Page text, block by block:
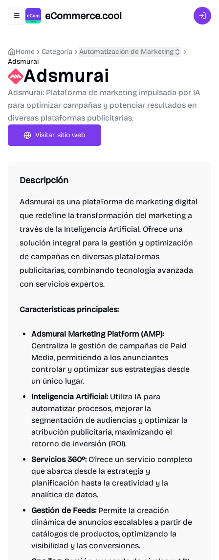
Abrir menú de navegación
eCommerce.cool
Home Categoría
Automatización de Marketing
Adsmurai
Adsmurai
Adsmurai: Plataforma de marketing impulsada por IA
para optimizar campañas y potenciar resultados en
diversas plataformas publicitarias.
Visitar sitio web
Descripción
Adsmurai es una plataforma de marketing digital
que redefine la transformación del marketing a
través de la Inteligencia Artificial. Ofrece una
solución integral para la gestión y optimización
de campañas en diversas plataformas
publicitarias, combinando tecnología avanzada
con servicios expertos.
Características principales:
Adsmurai Marketing Platform (AMP):
Centraliza la gestión de campañas de Paid
Media, permitiendo a los anunciantes
controlar y optimizar sus estrategias desde
un único lugar.
Inteligencia Artificial:Utiliza IA para
automatizar procesos, mejorar la
segmentación de audiencias y optimizar la
atribución publicitaria, maximizando el
retorno de inversión (ROI).
Servicios 360º:Ofrece un servicio completo
que abarca desde la estrategia y
planificación hasta la creatividad y la
analítica de datos.
Gestión de Feeds:Permite la creación
dinámica de anuncios escalables a partir de
catálogos de productos, optimizando la
visibilidad y las conversiones.